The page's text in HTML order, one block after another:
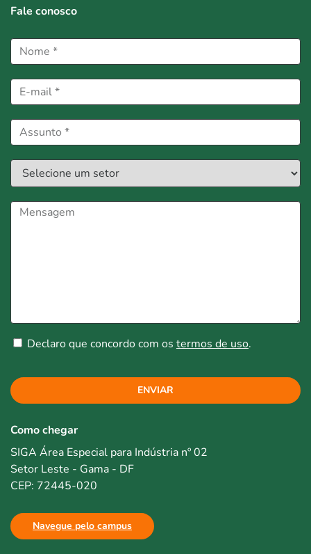
Fale conosco
Declaro que concordo com os termos de uso.
ENVIAR
Como chegar
SIGA Área Especial para Indústria nº 02
Setor Leste - Gama - DF
CEP: 72445-020
Navegue pelo campus